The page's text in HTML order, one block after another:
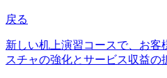
戻る
新しい机上演習コースで、お客
スチャの強化とサービス収益の